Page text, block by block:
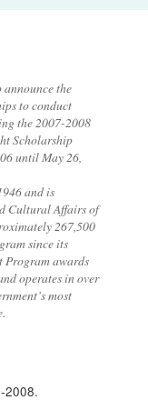
announce the
to conduct
the 2007-2008
Scholarship
until May 26,
and is
Cultural Affairs of
267,500
since its
Program awards
operates in over
most
2008.